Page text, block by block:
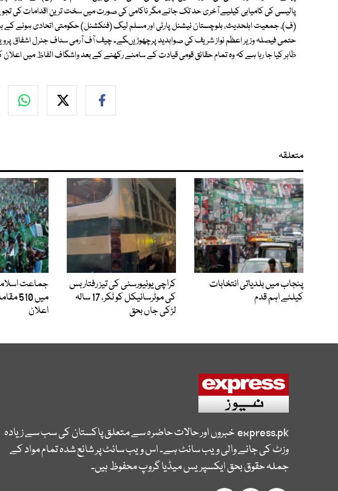
پالیسی کی کامیابی کیلیے آخری حد تک جانے مگر ناکامی کی صورت میں سخت ترین اقدامات کی
(ف)، جمعیت اہلحدیث، بلوچستان نیشنل پارٹی اور مسلم لیگ (فنکشنل) حکومتی اتحادی ہونے کے
حتمی فیصلہ وزیر اعظم نواز شریف کی صوابدید پرچھوڑیںگے۔ چیف آف آرمی سٹاف جنرل اشفاق
ظاہر کیا جا رہا ہے کہ وہ تمام حقائق قومی قیادت کے سامنے رکھنے کے بعد واشگاف الفاظ میں
متعلقہ
پنجاب میں بلدیاتی انتخابات
کیلئے اہم قدم
کراچی یونیورسٹی کی تیز رفتار بس
کی موٹرسائیکل کو ٹکر، 17 سالہ
لڑکی جاں بحق
جماعت
میں
اعلان
express.pkخبروں اور حالات حاضرہ سے متعلق پاکستان کی سب سے زیادہ
وزٹ کی جانے والی ویب سائٹ ہے۔ اس ویب سائٹ پر شائع شدہ تمام مواد کے
جملہ حقوق بحق ایکسپریس میڈیا گروپ محفوظ ہیں۔